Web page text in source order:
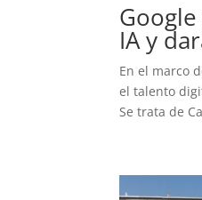
IA y
En el marco
el talento
Se trata de